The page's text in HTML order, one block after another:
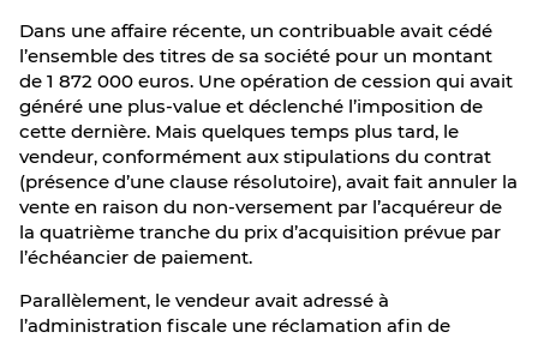
Dans une affaire récente, un contribuable avait cédé
l’ensemble des titres de sa société pour un montant
de 1 872 000 euros. Une opération de cession qui avait
généré une plus-value et déclenché l’imposition de
cette dernière. Mais quelques temps plus tard, le
vendeur, conformément aux stipulations du contrat
(présence d’une clause résolutoire), avait fait annuler la
vente en raison du non-versement par l’acquéreur de
la quatrième tranche du prix d’acquisition prévue par
l’échéancier de paiement.
Parallèlement, le vendeur avait adressé à
l’administration fiscale une réclamation afin de